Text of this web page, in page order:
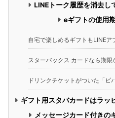
LINEトーク履歴を消去し
eギフトの使用
自宅で楽しめるギフトもLINEア
スターバックス カードなら期限
ドリンクチケットがついた「ビ
ギフト用スタバカードはラッ
メッセージカード付きの